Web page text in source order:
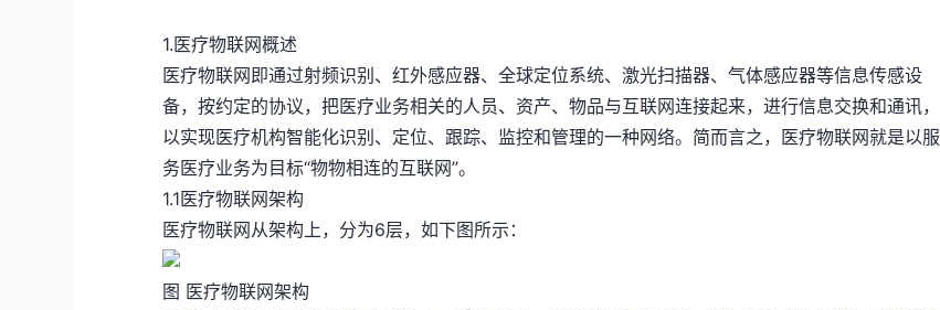
1.医疗物联网概述
医疗物联网即通过射频识别、红外感应器、全球定位系统、激光扫描器、气体感应器等信息传感设
备，按约定的协议，把医疗业务相关的人员、资产、物品与互联网连接起来，进行信息交换和通讯，
以实现医疗机构智能化识别、定位、跟踪、监控和管理的一种网络。简而言之，医疗物联网就是以服
务医疗业务为目标“物物相连的互联网”。
1.1医疗物联网架构
医疗物联网从架构上，分为6层，如下图所示：
图 医疗物联网架构